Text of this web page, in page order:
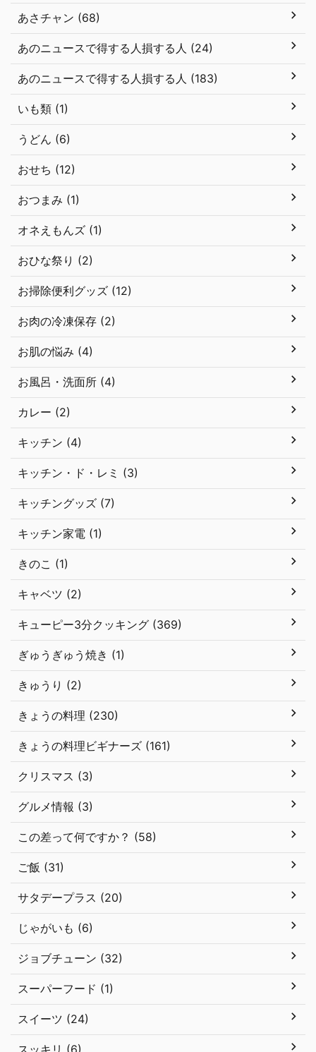
あさチャン (68)
あのニュースで得する人損する人 (24)
あのニュースで得する人損する人 (183)
いも類 (1)
うどん (6)
おせち (12)
おつまみ (1)
オネえもんズ (1)
おひな祭り (2)
お掃除便利グッズ (12)
お肉の冷凍保存 (2)
お肌の悩み (4)
お風呂・洗面所 (4)
カレー (2)
キッチン (4)
キッチン・ド・レミ (3)
キッチングッズ (7)
キッチン家電 (1)
きのこ (1)
キャベツ (2)
キューピー3分クッキング (369)
ぎゅうぎゅう焼き (1)
きゅうり (2)
きょうの料理 (230)
きょうの料理ビギナーズ (161)
クリスマス (3)
グルメ情報 (3)
この差って何ですか？ (58)
ご飯 (31)
サタデープラス (20)
じゃがいも (6)
ジョブチューン (32)
スーパーフード (1)
スイーツ (24)
スッキリ (6)